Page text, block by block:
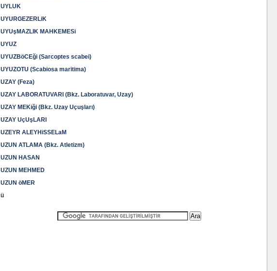
UYLUK
UYURGEZERLiK
UYUşMAZLIK MAHKEMESi
UYUZ
UYUZBöCEği (Sarcoptes scabei)
UYUZOTU (Scabiosa maritima)
UZAY (Feza)
UZAY LABORATUVARI (Bkz. Laboratuvar, Uzay)
UZAY MEKiği (Bkz. Uzay Uçuşları)
UZAY UçUşLARI
UZEYR ALEYHiSSELaM
UZUN ATLAMA (Bkz. Atletizm)
UZUN HASAN
UZUN MEHMED
UZUN öMER
ü